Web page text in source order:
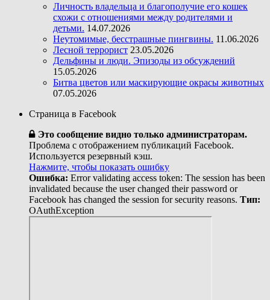
Личность владельца и благополучие его кошек
схожи с отношениями между родителями и
детьми. 14.07.2026
Неутомимые, бесстрашные пингвины. 11.06.2026
Лесной террорист 23.05.2026
Дельфины и люди. Эпизоды из обсуждений
15.05.2026
Битва цветов или маскирующие окрасы животных
07.05.2026
Страница в Facebook
Это сообщение видно только администраторам.
Проблема с отображением публикаций Facebook.
Используется резервный кэш.
Нажмите, чтобы показать ошибку
Ошибка: Error validating access token: The session has been
invalidated because the user changed their password or
Facebook has changed the session for security reasons. Тип:
OAuthException